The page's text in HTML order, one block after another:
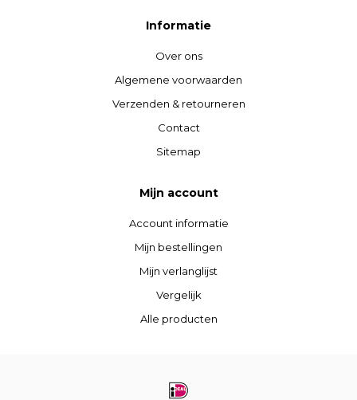
Informatie
Over ons
Algemene voorwaarden
Verzenden & retourneren
Contact
Sitemap
Mijn account
Account informatie
Mijn bestellingen
Mijn verlanglijst
Vergelijk
Alle producten